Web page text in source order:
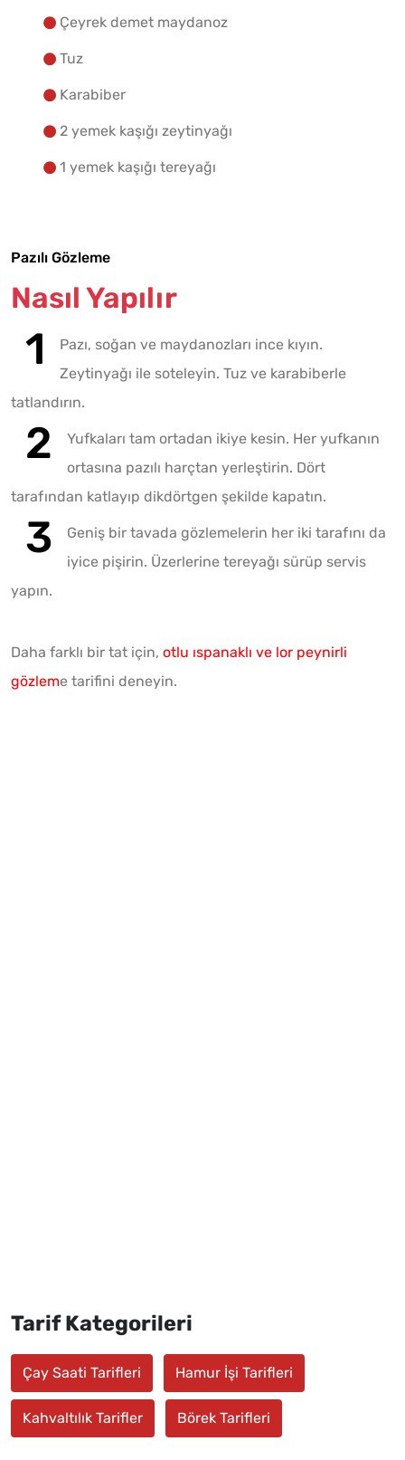
Çeyrek demet maydanoz
Tuz
Karabiber
2 yemek kaşığı zeytinyağı
1 yemek kaşığı tereyağı
Pazılı Gözleme
Nasıl Yapılır
Pazı, soğan ve maydanozları ince kıyın.
Zeytinyağı ile soteleyin. Tuz ve karabiberle
tatlandırın.
Yufkaları tam ortadan ikiye kesin. Her yufkanın
ortasına pazılı harçtan yerleştirin. Dört
tarafından katlayıp dikdörtgen şekilde kapatın.
Geniş bir tavada gözlemelerin her iki tarafını da
iyice pişirin. Üzerlerine tereyağı sürüp servis
yapın.
Daha farklı bir tat için, otlu ıspanaklı ve lor peynirli
gözleme tarifini deneyin.
Tarif Kategorileri
Çay Saati Tarifleri Hamur İşi Tarifleri
Kahvaltılık Tarifler Börek Tarifleri